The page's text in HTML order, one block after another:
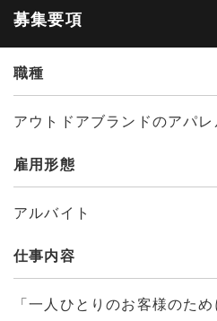
募集要項
職種
アウトドアブランドのアパ
雇用形態
アルバイト
仕事内容
「一人ひとりのお客様のた